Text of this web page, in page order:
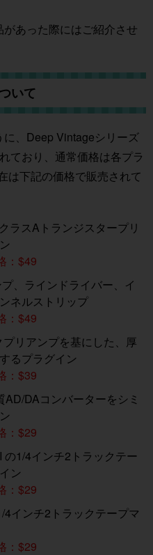
あった際にはご紹介させ
いて
、Deep Vintageシリーズ
ており、通常価格は各プラ
は下記の価格で販売されて
ラスAトランジスタープリ
：$49
、ラインドライバー、イ
ネルストリップ
：$49
リアンプを基にした、厚
るプラグイン
：$39
AD/DAコンバーターをシミ
：$29
の1/4インチ2トラックテー
ン
：$29
4インチ2トラックテープマ
：$29